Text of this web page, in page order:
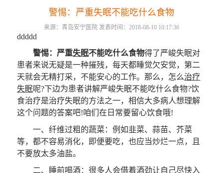
警惕：严重失眠不能吃什么食物
来源：青岛安宁医院 发表时间：2018-08-10 10:17:36
ddddd
警惕：严重失眠不能吃什么食物得了严峻失眠对
患者来说无疑是一种摧残，每天都睡觉欠安觉，第二
天就会无精打采，不能安心的工作。那么，怎么治疗
失眠呢?下边为患者讲解严峻失眠不能吃什么食物?饮
食治疗是治疗失眠的方法之一，相信大多病人想理解
这个问题的答案吧!咱们在日常要留心饮食哦!
一、纤维过粗的蔬菜：例如韭菜、蒜苗、芥菜
等，都不容易消化，即便要吃，也应当炒烂一点，且
不要放太多油盐。
二、睡前喝酒：很多人会借着酒劲让自己尽快入